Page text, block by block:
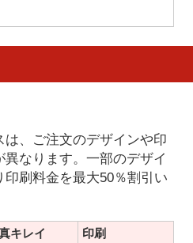
は、ご注文のデザインや印
なります。一部のデザイ
刷料金を最大50％割引い
キレイ
印刷